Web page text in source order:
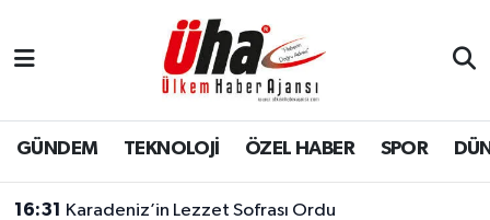
GÜNDEM TEKNOLOJİ ÖZEL HABER SPOR
16:31 Karadeniz’in Lezzet Sofrası Ordu
İstanbul Nöbetçi Eczaneler
İstanbul Hava Durumu